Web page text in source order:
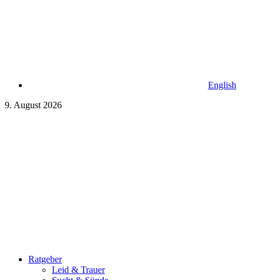
English
9. August 2026
Ratgeber
Leid & Trauer